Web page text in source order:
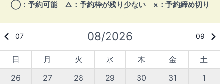
◯：予約可能 △：予約枠が残り少ない ×：予約締め切り
keyboard_arrow_left 07 08/2026 09 keyboard_arrow_right
日 月 火 水 木 金
土
26
27 28 29 30 31 1